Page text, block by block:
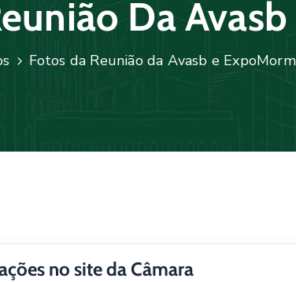
Da
Fotos da Reunião da Avasb e
no site da Câmara